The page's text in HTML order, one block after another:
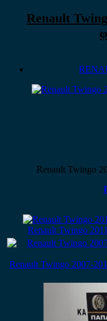
Renault
Renault Twingo
Renault Twingo
Renault Twingo 2007-